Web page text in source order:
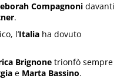
Compagnoni davanti
.
l’Italia ha dovuto
Brignone trionfò sempre
e Marta Bassino.